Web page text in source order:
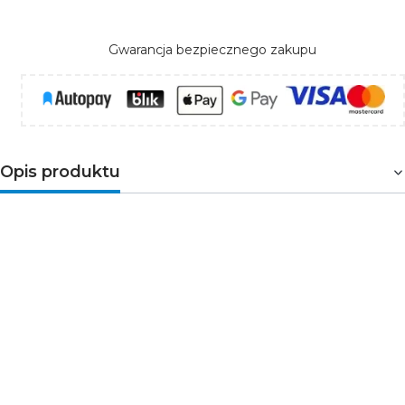
Gwarancja bezpiecznego zakupu
Opis produktu